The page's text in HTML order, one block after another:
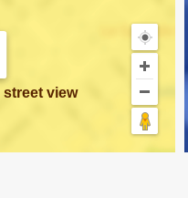
street view